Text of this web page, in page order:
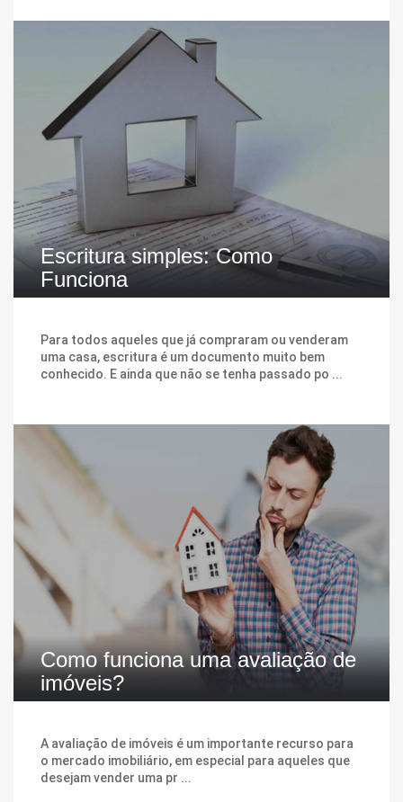
Escritura simples: Como
Funciona
Para todos aqueles que já compraram ou venderam
uma casa, escritura é um documento muito bem
conhecido. E ainda que não se tenha passado po ...
Como funciona uma avaliação de
imóveis?
A avaliação de imóveis é um importante recurso para
o mercado imobiliário, em especial para aqueles que
desejam vender uma pr ...